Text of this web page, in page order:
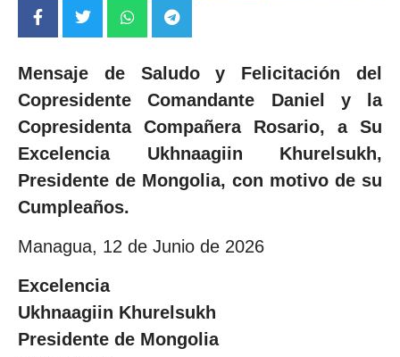
Mensaje de Saludo y Felicitación del
Copresidente Comandante Daniel y la
Copresidenta Compañera Rosario, a Su
Excelencia Ukhnaagiin Khurelsukh,
Presidente de Mongolia, con motivo de su
Cumpleaños.
Managua, 12 de Junio de 2026
Excelencia
Ukhnaagiin Khurelsukh
Presidente de Mongolia